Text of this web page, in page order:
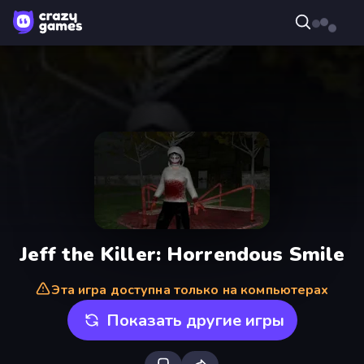
Jeff the Killer: Horrendous Smile
Эта игра доступна только на компьютерах
Показать другие игры